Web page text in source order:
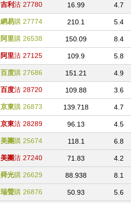
吉利沽 27780 16.99 4.7
網易購 27774 210.1 5.4
阿里購 26538 150.09 8.4
阿里沽 27125 109.9 5.8
百度購 27686 151.21 4.9
百度沽 28720 109.88 3.6
京東購 26873 139.718 4.7
京東沽 28289 96.13 4.5
美團購 25674 118.1 6.8
美團沽 27240 71.83 4.2
舜光購 26629 88.938 8.1
瑞聲購 26876 50.93 5.6